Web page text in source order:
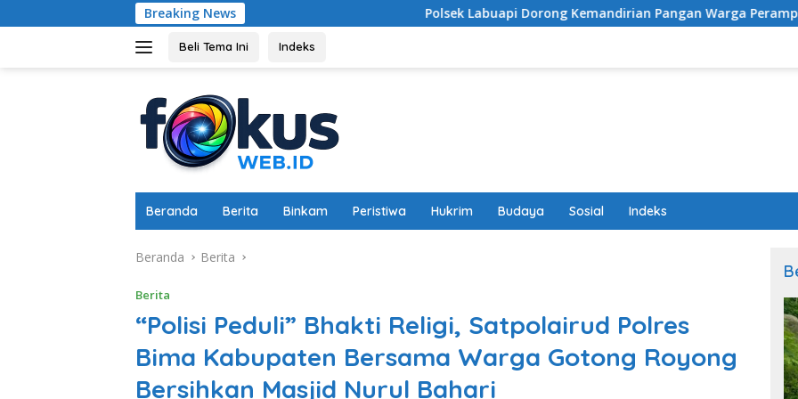
ke
Breaking News Polsek Labuapi Dorong Kemandirian Pangan Warga Perampuan Lewat
Beli Tema Ini Indeks
Beranda Berita Binkam Peristiwa Hukrim Budaya Sosial Indeks
Beranda Berita
Berita
“Polisi Peduli” Bhakti Religi, Satpolairud Polres
Bima Kabupaten Bersama Warga Gotong Royong
Bersihkan Masjid Nurul Bahari